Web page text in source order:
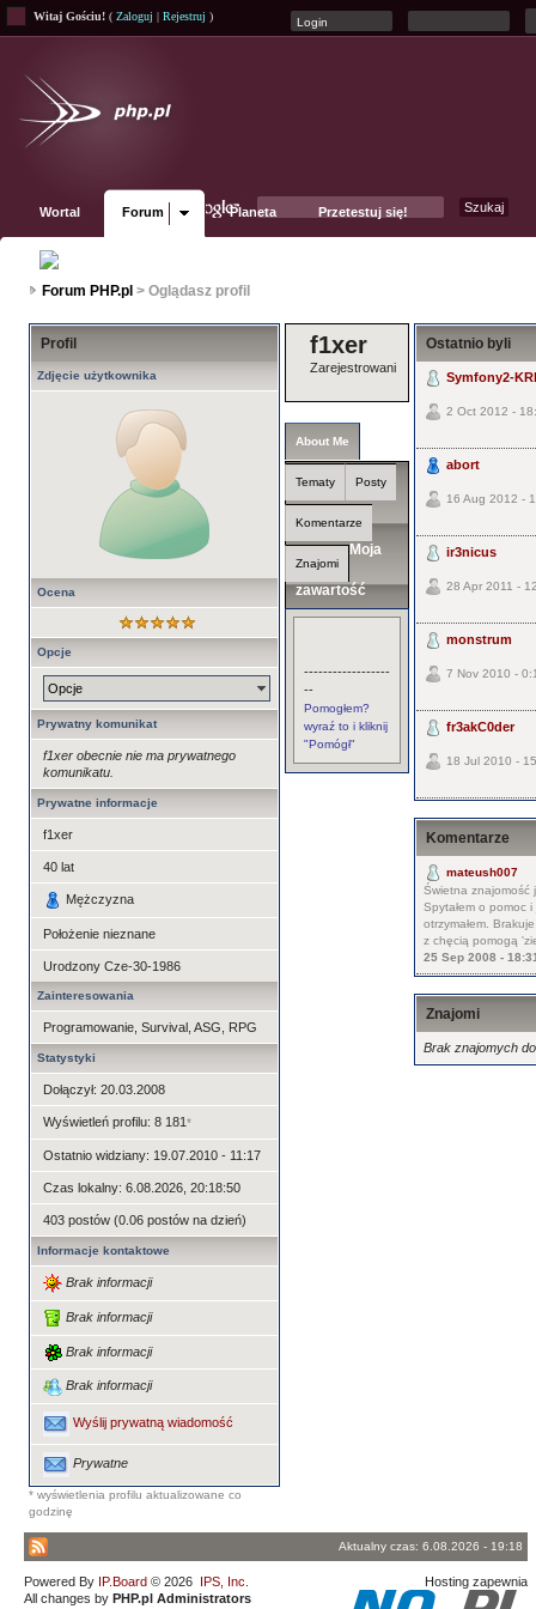
Witaj Gościu! ( Zaloguj | Rejestruj )
Wortal Forum Planeta Przetestuj się!
Forum PHP.pl > Oglądasz profil
Profil
Zdjęcie użytkownika
Ocena
Opcje
Opcje
Prywatny komunikat
f1xer obecnie nie ma prywatnego
komunikatu.
Prywatne informacje
f1xer
40 lat
Mężczyzna
Położenie nieznane
Urodzony Cze-30-1986
Zainteresowania
Programowanie, Survival, ASG, RPG
Statystyki
Dołączył: 20.03.2008
Wyświetleń profilu: 8 181*
Ostatnio widziany: 19.07.2010 - 11:17
Czas lokalny: 6.08.2026, 20:18:50
403 postów (0.06 postów na dzień)
Informacje kontaktowe
Brak informacji
Brak informacji
Brak informacji
Brak informacji
Wyślij prywatną wiadomość
Prywatne
* wyświetlenia profilu aktualizowane co
godzinę
f1xer
Zarejestrowani
About Me
Tematy Posty
Komentarze
Znajomi
Moja
zawartość
------------------
--
Pomogłem?
wyraź to i kliknij
"Pomógł"
Ostatnio byli
Symfony2-
2 Oct 2012 -
abort
16 Aug 2012 -
ir3nicus
28 Apr 2011 -
monstrum
7 Nov 2010 -
fr3akC0der
18 Jul 2010 -
Komentarze
mateush007
Świetna znajomość
Spytałem o pomoc i
otrzymałem.
z chęcią pomogą
25 Sep 2008 -
Znajomi
Brak znajomych
Aktualny czas: 6.08.2026 - 19:18
Powered By IP.Board © 2026 IPS, Inc
All changes by PHP.pl Administrators
Hosting zapewnia